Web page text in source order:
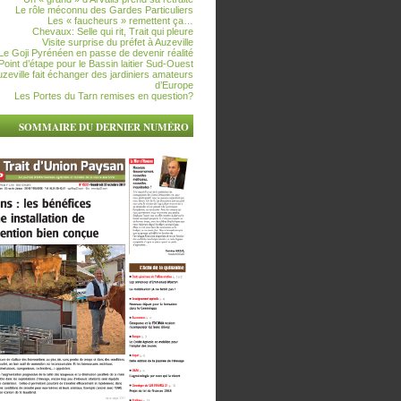
Le rôle méconnu des Gardes Particuliers
Les « faucheurs » remettent ça…
Chevaux: Selle qui rit, Trait qui pleure
Visite surprise du préfet à Auzeville
Goji Pyrénéen en passe de devenir réalité
d’étape pour le Bassin laitier Sud-Ouest
fait échanger des jardiniers amateurs
d’Europe
Les Portes du Tarn remises en question?
SOMMAIRE DU DERNIER NUMÉRO